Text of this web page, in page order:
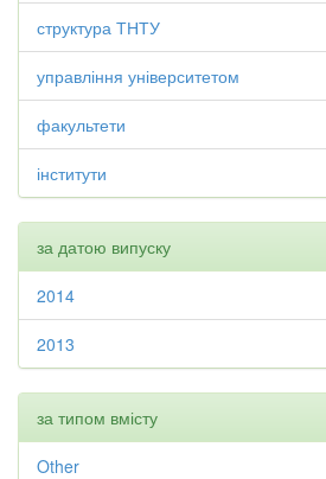
структура ТНТУ
управління університетом
факультети
інститути
за датою випуску
2014
2013
за типом вмісту
Other